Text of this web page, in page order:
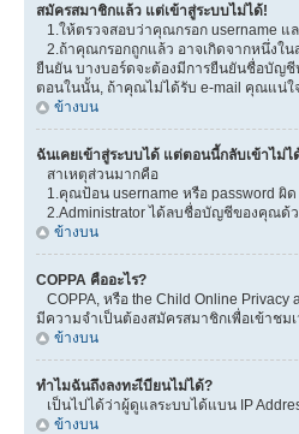
สมัครสมาชิกแล้ว แต่เข้าสู่ระบบไม่ได้!
1.ให้ตรวจสอบว่าคุณกรอก username แล
2.ถ้าคุณกรอกถูกแล้ว อาจเกิดจากหนึ่งใ
ยืนยัน บางบอร์ดจะต้องมีการยืนยันชื่อบัญ
ตอนในนั้น, ถ้าคุณไม่ได้รับ e-mail คุณแน่ใ
ข้างบน
ฉันเคยเข้าสู่ระบบได้ แต่ตอนนี้กลับเข้าไม่ไ
สาเหตุส่วนมากคือ
1.คุณป้อน username หรือ password
2.Administrator ได้ลบชื่อบัญชีของคุณด้ว
ข้างบน
COPPA คืออะไร?
COPPA, หรือ the Child Online
มีความจำเป็นต้องสมัครสมาชิกเพื่อเข้าช
ข้างบน
ทำไมฉันถึงลงทะเีบียนไม่ได้?
เป็นไปได้ว่าผู้ดูแลระบบได้แบน IP
ข้างบน